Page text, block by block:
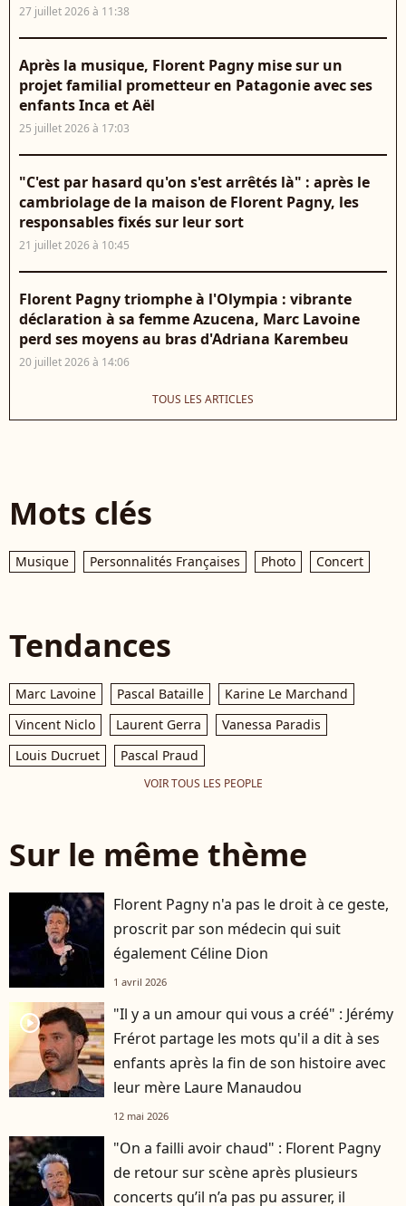
27 juillet 2026 à 11:38
Après la musique, Florent Pagny mise sur un
projet familial prometteur en Patagonie avec ses
enfants Inca et Aël
25 juillet 2026 à 17:03
"C'est par hasard qu'on s'est arrêtés là" : après le
cambriolage de la maison de Florent Pagny, les
responsables fixés sur leur sort
21 juillet 2026 à 10:45
Florent Pagny triomphe à l'Olympia : vibrante
déclaration à sa femme Azucena, Marc Lavoine
perd ses moyens au bras d'Adriana Karembeu
20 juillet 2026 à 14:06
TOUS LES ARTICLES
Mots clés
Musique Personnalités Françaises Photo Concert
Tendances
Marc Lavoine Pascal Bataille
Karine Le Marchand
Vincent Niclo
Laurent Gerra
Vanessa Paradis
Louis Ducruet
Pascal Praud
VOIR TOUS LES PEOPLE
Sur le même thème
Florent Pagny n'a pas le droit à ce geste,
proscrit par son médecin qui suit
également Céline Dion
1 avril 2026
player2
"Il y a un amour qui vous a créé" : Jérémy
Frérot partage les mots qu'il a dit à ses
enfants après la fin de son histoire avec
leur mère Laure Manaudou
12 mai 2026
"On a failli avoir chaud" : Florent Pagny
de retour sur scène après plusieurs
concerts qu’il n’a pas pu assurer, il